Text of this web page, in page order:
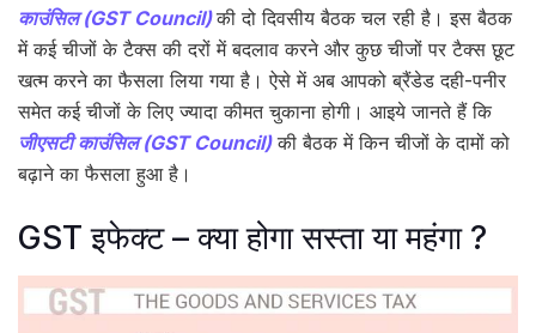
काउंसिल (GST Council) की दो दिवसीय बैठक चल रही है। इस बैठक
में कई चीजों के टैक्स की दरों में बदलाव करने और कुछ चीजों पर टैक्स छूट
खत्म करने का फैसला लिया गया है। ऐसे में अब आपको ब्रैंडेड दही-पनीर
समेत कई चीजों के लिए ज्यादा कीमत चुकाना होगी। आइये जानते हैं कि
जीएसटी काउंसिल (GST Council) की बैठक में किन चीजों के दामों को
बढ़ाने का फैसला हुआ है।
GST इफेक्ट – क्या होगा सस्ता या महंगा ?